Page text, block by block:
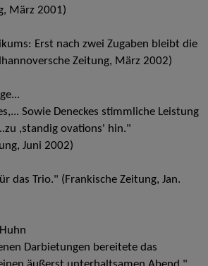
März 2001)
Erst nach zwei Zugaben bleibt die
Zeitung, März 2002)
Sowie Deneckes stimmliche Leistung
,standig ovations' hin."
Juni 2002)
das Trio." (Frankische Zeitung, Jan.
Darbietungen bereitete das